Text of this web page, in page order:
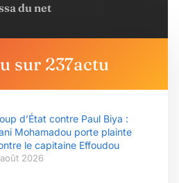
du net
sur 237actu
d’État contre Paul Biya :
Mohamadou porte plainte
le capitaine Effoudou
2026